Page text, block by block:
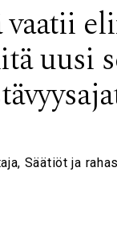
uusi
Säätiöt ja